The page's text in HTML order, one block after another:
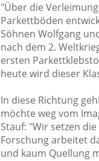
"Über die
Parkettböden
Söhnen Wolfgang
nach dem 2.
ersten
heute wird dieser
In diese Richtung
möchte weg vom
Stauf: "Wir setzen
Forschung arbeitet
und kaum Quellung